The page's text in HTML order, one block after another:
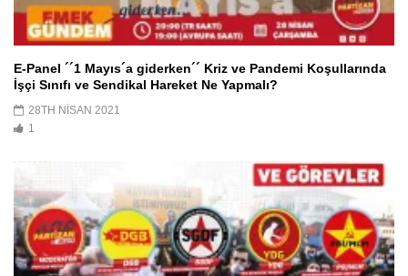
E-Panel ´´1 Mayıs´a giderken´´ Kriz ve Pandemi Koşullarında
İşçi Sınıfı ve Sendikal Hareket Ne Yapmalı?
28TH NISAN 2021
1